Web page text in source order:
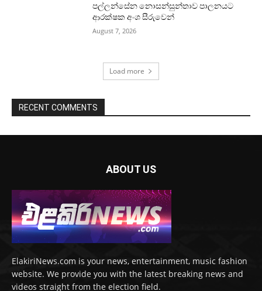
පල්ලන්සේන නොසන්සුන්තාව පාලනයට
ආරක්ෂක අංශ සීරුවෙන්
August 7, 2026
Load more
RECENT COMMENTS
ABOUT US
ElakiriNews.com is your news, entertainment, music fashion
website. We provide you with the latest breaking news and
videos straight from the election field.